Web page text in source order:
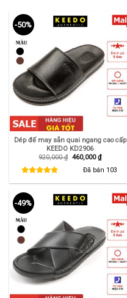
-50%
Dép đế may sẵn quai ngang cao cấp
KEEDO KD2906
920,000₫ Giá
460,000₫Giá
hiện
tại
Đã bán 103
-49%